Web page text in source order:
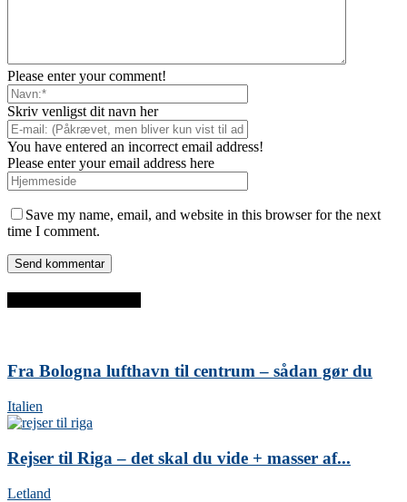
Please enter your comment!
Skriv venligst dit navn her
You have entered an incorrect email address!
Please enter your email address here
Save my name, email, and website in this browser for the next
time I comment.
Fra Bologna lufthavn til centrum – sådan gør du
Italien
Rejser til Riga – det skal du vide + masser af...
Letland